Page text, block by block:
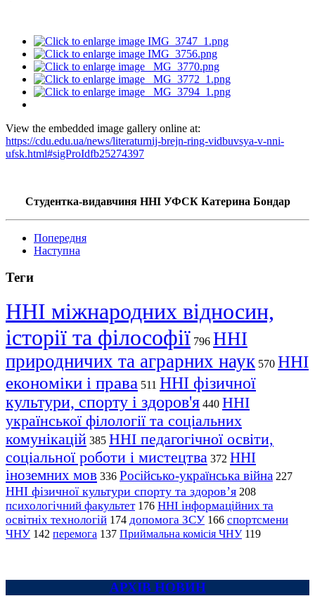
View the embedded image gallery online at:
https://cdu.edu.ua/news/literaturnij-brejn-ring-vidbuvsya-v-nni-
ufsk.html#sigProIdfb25274397
Студентка-видавчиня ННІ УФСК Катерина Бондар
Попередня
Наступна
Теги
ННІ міжнародних відносин,
історії та філософії 796 ННІ
природничих та аграрних наук 570 ННІ
економіки і права 511 ННІ фізичної
культури, спорту і здоров'я 440 ННІ
української філології та соціальних
комунікацій 385 ННІ педагогічної освіти,
соціальної роботи і мистецтва 372 ННІ
іноземних мов 336 Російсько-українська війна 227
ННІ фізичної культури спорту та здоров’я 208
психологічний факультет 176 ННІ інформаційних та
освітніх технологій 174 допомога ЗСУ 166 спортсмени
ЧНУ 142 перемога 137 Приймальна комісія ЧНУ 119
АРХІВ НОВИН